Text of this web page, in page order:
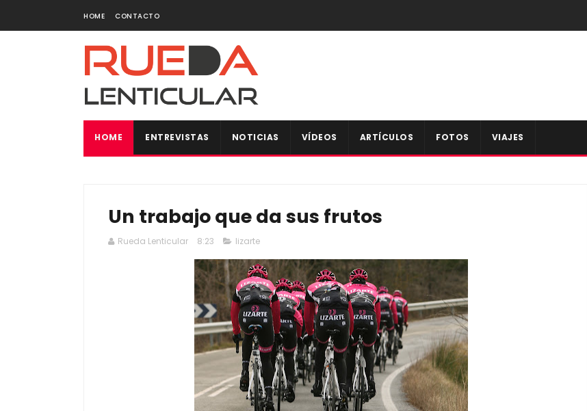
HOME CONTACTO
HOME ENTREVISTAS NOTICIAS VÍDEOS ARTÍCULOS FOTOS VIAJES
Un trabajo que da sus frutos
Rueda Lenticular 8:23 lizarte